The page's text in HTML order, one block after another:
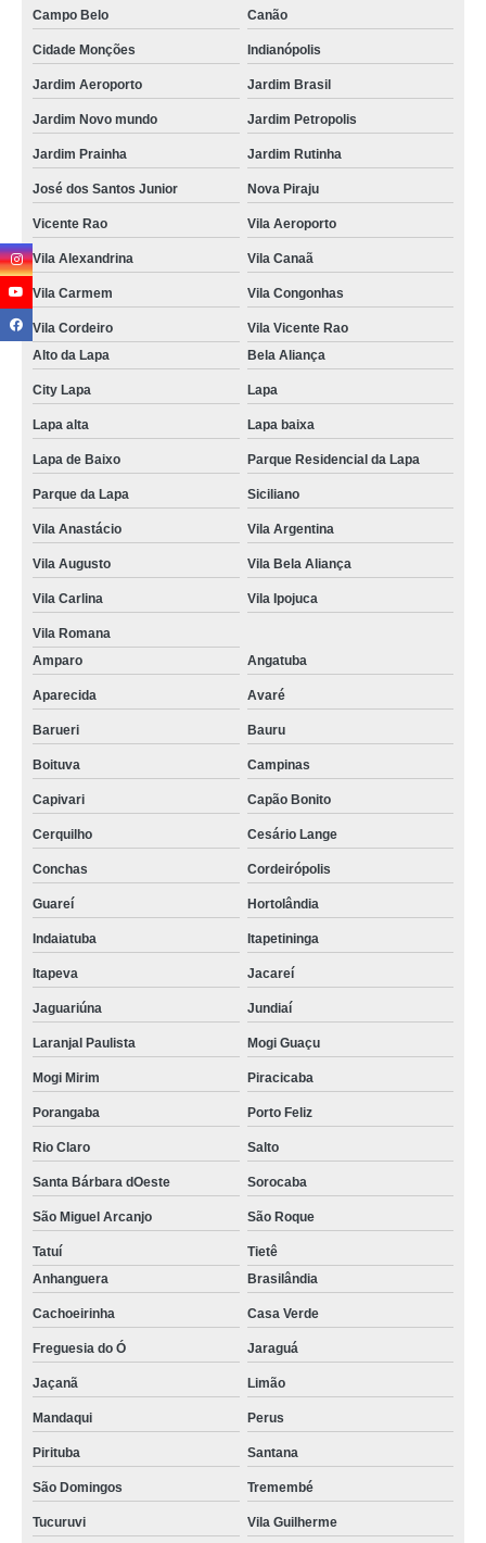
Campo Belo Canão
Cidade Monções Indianópolis
Jardim Aeroporto Jardim Brasil
Jardim Novo mundo Jardim Petropolis
Jardim Prainha Jardim Rutinha
José dos Santos Junior Nova Piraju
Vicente Rao Vila Aeroporto
Vila Alexandrina Vila Canaã
Vila Carmem Vila Congonhas
Vila Cordeiro
Vila Vicente Rao
Alto da Lapa
Bela Aliança
City Lapa Lapa
Lapa alta Lapa baixa
Lapa de Baixo Parque Residencial da Lapa
Parque da Lapa Siciliano
Vila Anastácio Vila Argentina
Vila Augusto Vila Bela Aliança
Vila Carlina Vila Ipojuca
Vila Romana
Amparo
Angatuba
Aparecida Avaré
Barueri Bauru
Boituva Campinas
Capivari Capão Bonito
Cerquilho Cesário Lange
Conchas Cordeirópolis
Guareí Hortolândia
Indaiatuba Itapetininga
Itapeva Jacareí
Jaguariúna Jundiaí
Laranjal Paulista Mogi Guaçu
Mogi Mirim Piracicaba
Porangaba Porto Feliz
Rio Claro Salto
Santa Bárbara dOeste Sorocaba
São Miguel Arcanjo São Roque
Tatuí
Tietê
Anhanguera
Brasilândia
Cachoeirinha Casa Verde
Freguesia do Ó Jaraguá
Jaçanã Limão
Mandaqui Perus
Pirituba Santana
São Domingos Tremembé
Tucuruvi Vila Guilherme